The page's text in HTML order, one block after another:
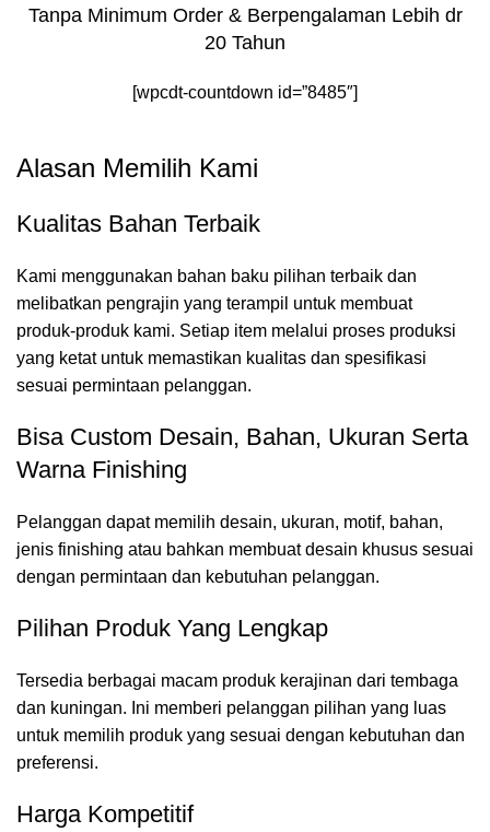
Tanpa Minimum Order & Berpengalaman Lebih dr
20 Tahun
[wpcdt-countdown id=”8485″]
Alasan Memilih Kami
Kualitas Bahan Terbaik
Kami menggunakan bahan baku pilihan terbaik dan
melibatkan pengrajin yang terampil untuk membuat
produk-produk kami. Setiap item melalui proses produksi
yang ketat untuk memastikan kualitas dan spesifikasi
sesuai permintaan pelanggan.
Bisa Custom Desain, Bahan, Ukuran Serta
Warna Finishing
Pelanggan dapat memilih desain, ukuran, motif, bahan,
jenis finishing atau bahkan membuat desain khusus sesuai
dengan permintaan dan kebutuhan pelanggan.
Pilihan Produk Yang Lengkap
Tersedia berbagai macam produk kerajinan dari tembaga
dan kuningan. Ini memberi pelanggan pilihan yang luas
untuk memilih produk yang sesuai dengan kebutuhan dan
preferensi.
Harga Kompetitif